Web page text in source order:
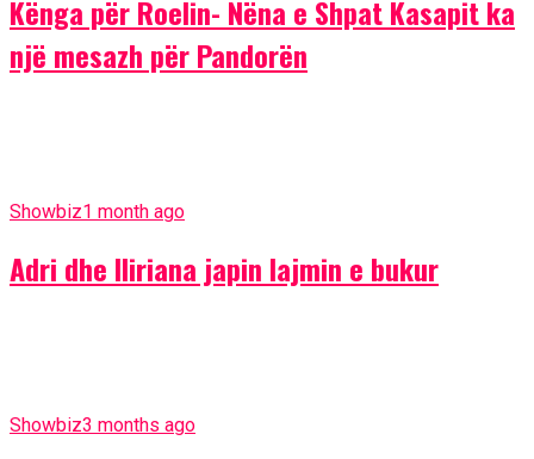
Kënga për Roelin- Nëna e Shpat Kasapit ka
një mesazh për Pandorën
Showbiz1 month ago
Adri dhe Iliriana japin lajmin e bukur
Showbiz3 months ago